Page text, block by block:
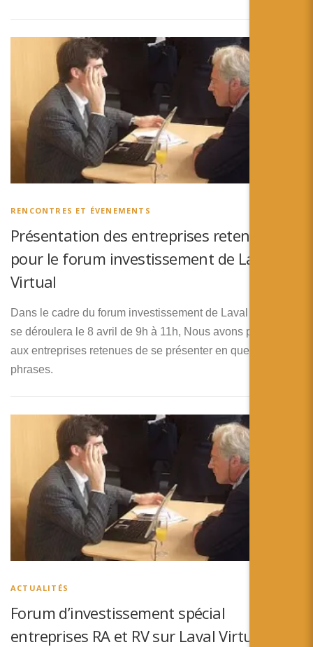
RENCONTRES ET ÉVENEMENTS
Présentation des entreprises retenues
pour le forum investissement de Laval
Virtual
Dans le cadre du forum investissement de Laval Virtual qui
se déroulera le 8 avril de 9h à 11h, Nous avons proposer
aux entreprises retenues de se présenter en quelques
phrases.
ACTUALITÉS
Forum d’investissement spécial
entreprises RA et RV sur Laval Virtual